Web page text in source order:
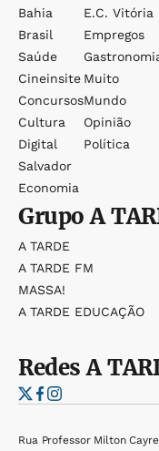
Bahia
Brasil
Saúde
Cineinsite
Concursos
Cultura
Digital
Salvador
Economia
E.c. Vitória
Empregos
Muito
Mundo
Opinião
Política
GrupoA
A TARDE
A TARDE FM
MASSA!
A TARDE EDUCAÇÃO
RedesA
Rua Professor Milton